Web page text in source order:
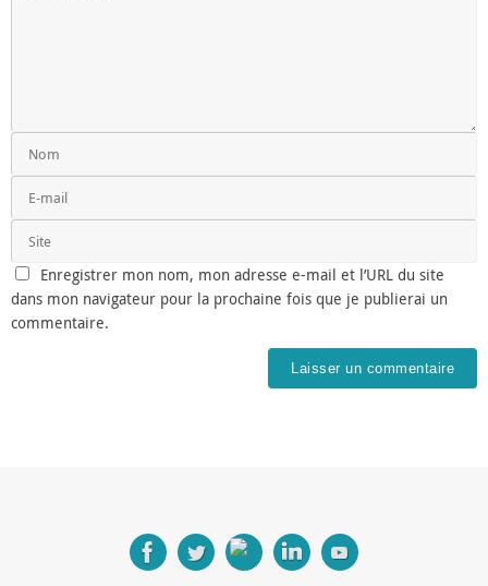
Enregistrer mon nom, mon adresse e-mail et l’URL du site
dans mon navigateur pour la prochaine fois que je publierai un
commentaire.